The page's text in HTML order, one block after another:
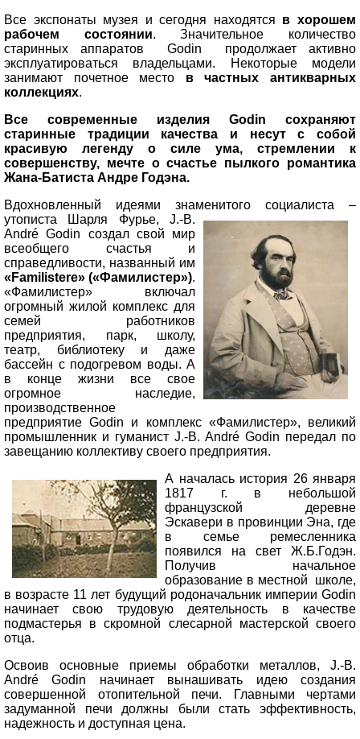
Все экспонаты музея и сегодня находятся в хорошем
рабочем состоянии. Значительное количество
старинных аппаратов Godin продолжает активно
эксплуатироваться владельцами. Некоторые модели
занимают почетное место в частных антикварных
коллекциях.
Все современные изделия Godin сохраняют
старинные традиции качества и несут с собой
красивую легенду о силе ума, стремлении к
совершенству, мечте о счастье пылкого романтика
Жана-Батиста Андре Годэна.
Вдохновленный идеями знаменитого социалиста –
утописта Шарля Фурье, J.-B.
André Godin создал свой мир
всеобщего счастья и
справедливости, названный им
«Familistere» («Фамилистер»).
«Фамилистер» включал
огромный жилой комплекс для
семей работников
предприятия, парк, школу,
театр, библиотеку и даже
бассейн с подогревом воды. А
в конце жизни все свое
огромное наследие,
производственное
предприятие Godin и комплекс «Фамилистер», великий
промышленник и гуманист J.-B. André Godin передал по
завещанию коллективу своего предприятия.
А началась история 26 января
1817 г. в небольшой
французской деревне
Эскавери в провинции Эна, где
в семье ремесленника
появился на свет Ж.Б.Годэн.
Получив начальное
образование в местной школе,
в возрасте 11 лет будущий родоначальник империи Godin
начинает свою трудовую деятельность в качестве
подмастерья в скромной слесарной мастерской своего
отца.
Освоив основные приемы обработки металлов, J.-B.
André Godin начинает вынашивать идею создания
совершенной отопительной печи. Главными чертами
задуманной печи должны были стать эффективность,
надежность и доступная цена.